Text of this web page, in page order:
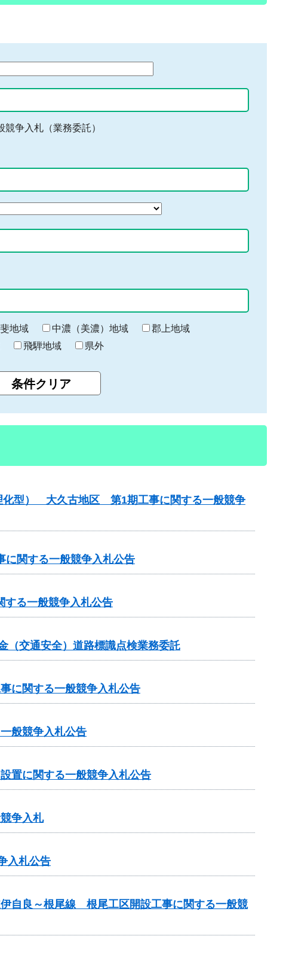
競争入札（業務委託）
地域 中濃（美濃）地域
郡上地域
飛騨地域 県外
化型） 大久古地区 第1期工事に関する一般競争
関する一般競争入札公告
る一般競争入札公告
（交通安全）道路標識点検業務委託
に関する一般競争入札公告
般競争入札公告
置に関する一般競争入札公告
争入札
入札公告
自良～根尾線 根尾工区開設工事に関する一般競